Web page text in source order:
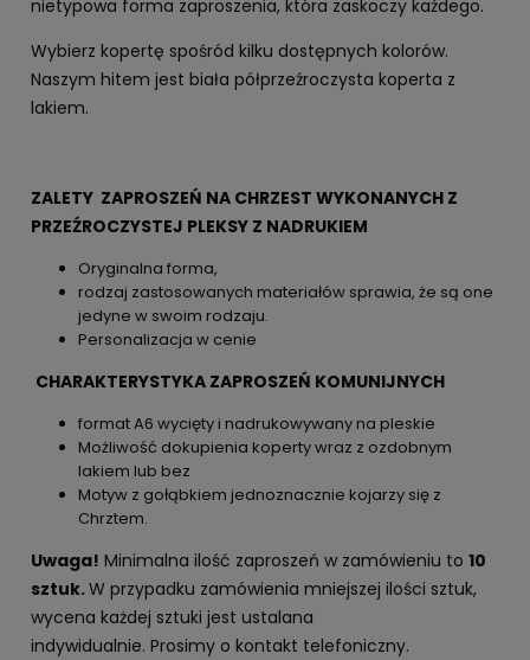
nietypowa forma zaproszenia, która zaskoczy każdego.
Wybierz kopertę spośród kilku dostępnych kolorów.
Naszym hitem jest biała półprzeźroczysta koperta z
lakiem.
ZALETY ZAPROSZEŃ NA CHRZEST WYKONANYCH Z
PRZEŹROCZYSTEJ PLEKSY Z NADRUKIEM
Oryginalna forma,
rodzaj zastosowanych materiałów sprawia, że są one
jedyne w swoim rodzaju.
Personalizacja w cenie
CHARAKTERYSTYKA ZAPROSZEŃ KOMUNIJNYCH
format A6 wycięty i nadrukowywany na pleskie
Możliwość dokupienia koperty wraz z ozdobnym
lakiem lub bez
Motyw z gołąbkiem jednoznacznie kojarzy się z
Chrztem.
Uwaga! Minimalna ilość zaproszeń w zamówieniu to 10
sztuk.W przypadku zamówienia mniejszej ilości sztuk,
wycena każdej sztuki jest ustalana
indywidualnie. Prosimy o kontakt telefoniczny.